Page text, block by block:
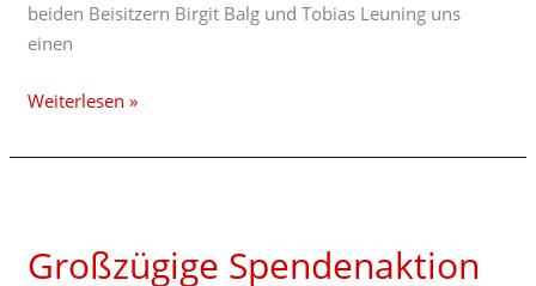
beiden Beisitzern Birgit Balg und Tobias Leuning uns
einen
Weiterlesen »
Großzügige Spendenaktion
der